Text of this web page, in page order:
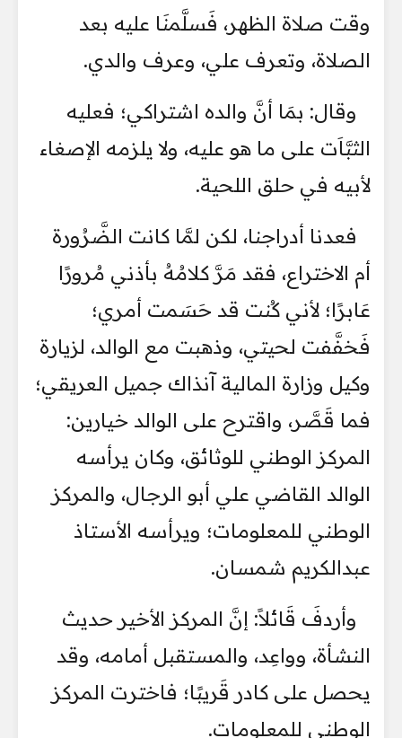
وقت صلاة الظهر، فَسلَّمنَا عليه بعد
الصلاة، وتعرف علي، وعرف والدي.
وقال: بمَا أنَّ والده اشتراكي؛ فعليه
الثبَّاَت على ما هو عليه، ولا يلزمه الإصغاء
لأبيه في حلق اللحية.
فعدنا أدراجنا، لكن لمَّا كانت الضَّرُورة
أم الاختراع، فقد مَرَّ كلامُهُ بأذني مُرورًا
عَابرًا؛ لأني كُنت قد حَسَمت أمري؛
فَخفَّفت لحيتي، وذهبت مع الوالد، لزيارة
وكيل وزارة المالية آنذاك جميل العريقي؛
فما قَصَّر، واقترح على الوالد خيارين:
المركز الوطني للوثائق، وكان يرأسه
الوالد القاضي علي أبو الرجال، والمركز
الوطني للمعلومات؛ ويرأسه الأستاذ
عبدالكريم شمسان.
وأردفَ قَائلاً: إنَّ المركز الأخير حديث
النشأة، وواعِد، والمستقبل أمامه، وقد
يحصل على كادر قَريبًا؛ فاخترت المركز
الوطني للمعلومات.